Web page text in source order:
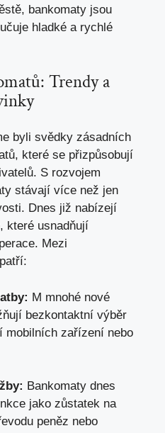
bankomaty jsou
hladké a ⁢rychlé
Trendy a
byli svědky‌ zásadních
které se přizpůsobují
S rozvojem
stávají​ více než jen⁣
Dnes již nabízejí
které usnadňují
⁤Mezi
M mnohé‌ nové
bezkontaktní‌ výběr
mobilních zařízení‍ nebo
Bankomaty dnes
jako zůstatek na
peněz⁤ nebo